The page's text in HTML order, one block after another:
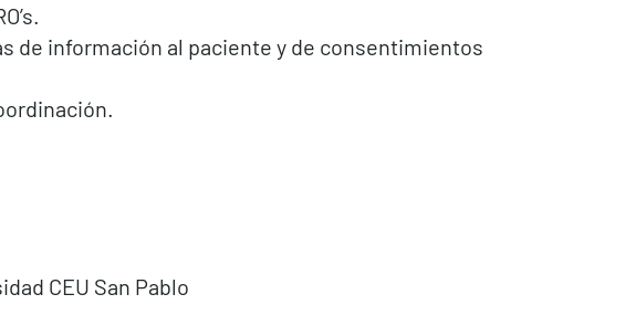
de información al paciente y de consentimientos
CEU San Pablo